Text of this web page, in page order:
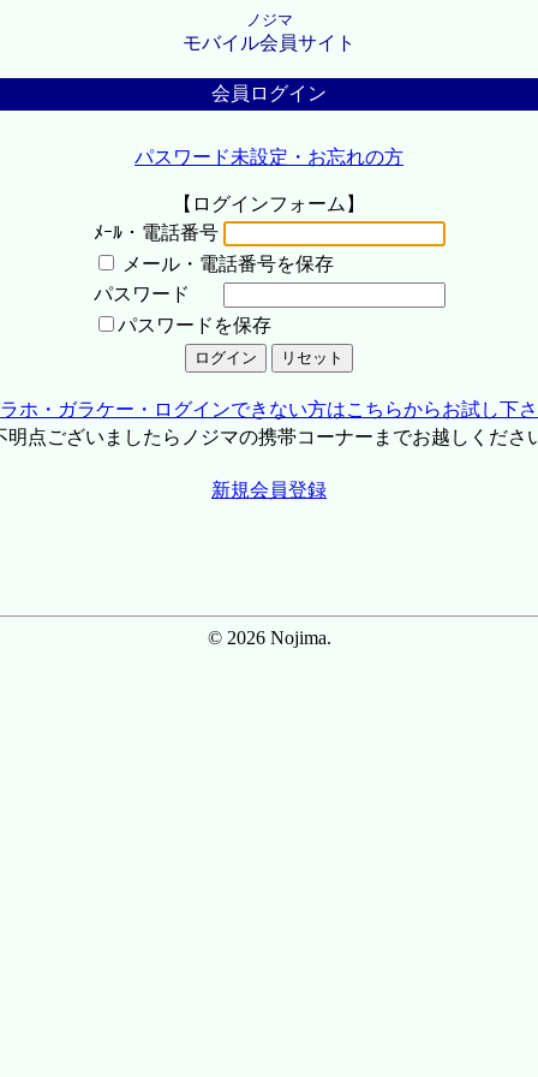
ノジマ
モバイル会員サイト
会員ログイン
パスワード未設定・お忘れの方
【ログインフォーム】
ﾒｰﾙ・電話番号
メール・電話番号を保存
パスワード
パスワードを保存
ホ・ガラケー・ログインできない方はこちらからお試し下
点ございましたらノジマの携帯コーナーまでお越しくださ
新規会員登録
© 2026 Nojima.